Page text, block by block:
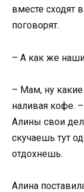
вместе сходят
поговорят.
– А как же
– Мам, ну
наливая кофе.
Алины свои
скучаешь тут
отдохнешь.
Алина